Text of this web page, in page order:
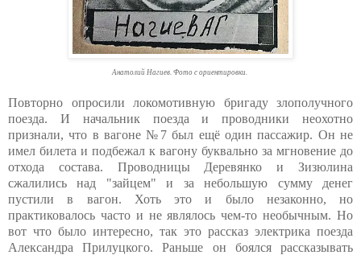
Анатолий Нагиев. Фото с ориентировки.
Повторно опросили локомотивную бригаду злополучного
поезда. И начальник поезда и проводники неохотно
признали, что в вагоне №7 был ещё один пассажир. Он не
имел билета и подбежал к вагону буквально за мгновение до
отхода состава. Проводницы Деревянко и Зизюлина
сжалились над "зайцем" и за небольшую сумму денег
пустили в вагон. Хоть это и было незаконно, но
практиковалось часто и не являлось чем-то необычным. Но
вот что было интересно, так это рассказ электрика поезда
Александра Прилуцкого. Раньше он боялся рассказывать